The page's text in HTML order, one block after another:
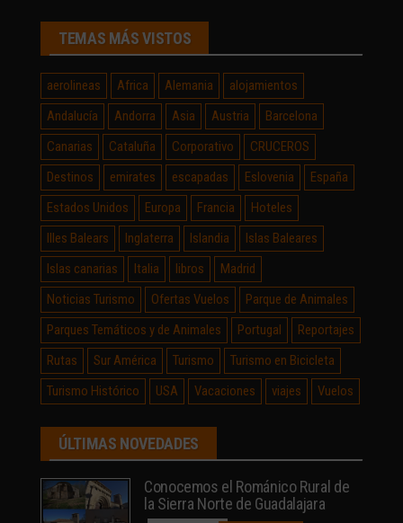
TEMAS MÁS VISTOS
aerolineas Africa Alemania
alojamientos
Andalucía
Andorra Asia Austria
Barcelona
Canarias
Cataluña Corporativo
CRUCEROS
Destinos
emirates escapadas Eslovenia
España
Estados Unidos
Europa Francia
Hoteles
Illes Balears
Inglaterra Islandia
Islas Baleares
Islas canarias
Italia libros
Madrid
Noticias Turismo
Ofertas Vuelos
Parque de Animales
Parques Temáticos y de Animales
Portugal
Reportajes
Rutas
Sur América Turismo
Turismo en Bicicleta
Turismo Histórico
USA Vacaciones viajes Vuelos
ÚLTIMAS NOVEDADES
Conocemos el Románico Rural de
la Sierra Norte de Guadalajara